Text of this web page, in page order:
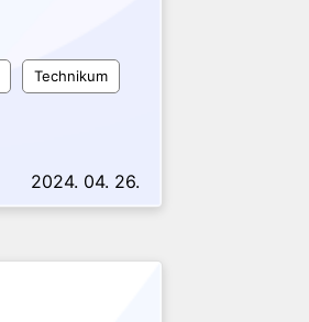
Technikum
2024. 04. 26.